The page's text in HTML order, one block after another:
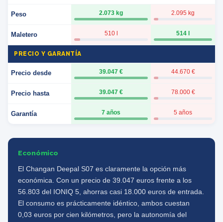
Peso 2.073 kg 2.095 kg
Maletero 510 l 514 l
PRECIO Y GARANTÍA
Precio desde 39.047 € 44.670 €
Precio hasta 39.047 € 78.000 €
Garantía 7 años 5 años
Económico
El Changan Deepal S07 es claramente la opción más
económica. Con un precio de 39.047 euros frente a los
56.803 del IONIQ 5, ahorras casi 18.000 euros de entrada.
El consumo es prácticamente idéntico, ambos cuestan
0,03 euros por cien kilómetros, pero la autonomía del